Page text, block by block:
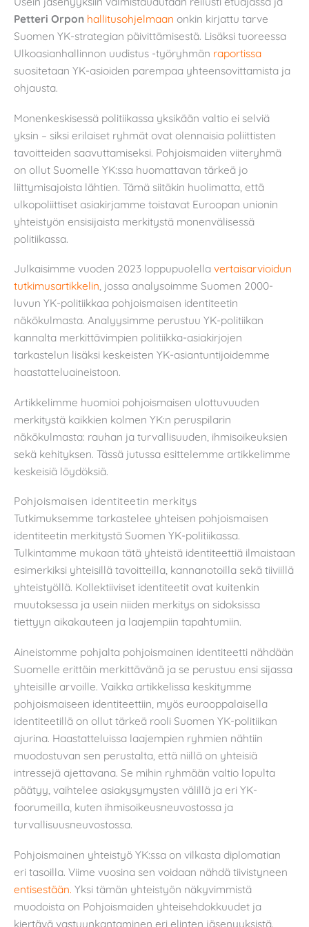
Petteri Orpon hallitusohjelmaan onkin kirjattu tarve
Suomen YK-strategian päivittämisestä. Lisäksi tuoreessa
Ulkoasianhallinnon uudistus -työryhmän raportissa
suositetaan YK-asioiden parempaa yhteensovittamista ja
ohjausta.
Monenkeskisessä politiikassa yksikään valtio ei selviä
yksin – siksi erilaiset ryhmät ovat olennaisia poliittisten
tavoitteiden saavuttamiseksi. Pohjoismaiden viiteryhmä
on ollut Suomelle YK:ssa huomattavan tärkeä jo
liittymisajoista lähtien. Tämä siitäkin huolimatta, että
ulkopoliittiset asiakirjamme toistavat Euroopan unionin
yhteistyön ensisijaista merkitystä monenvälisessä
politiikassa.
Julkaisimme vuoden 2023 loppupuolella vertaisarvioidun
tutkimusartikkelin, jossa analysoimme Suomen 2000-
luvun YK-politiikkaa pohjoismaisen identiteetin
näkökulmasta. Analyysimme perustuu YK-politiikan
kannalta merkittävimpien politiikka-asiakirjojen
tarkastelun lisäksi keskeisten YK-asiantuntijoidemme
haastatteluaineistoon.
Artikkelimme huomioi pohjoismaisen ulottuvuuden
merkitystä kaikkien kolmen YK:n peruspilarin
näkökulmasta: rauhan ja turvallisuuden, ihmisoikeuksien
sekä kehityksen. Tässä jutussa esittelemme artikkelimme
keskeisiä löydöksiä.
Pohjoismaisen identiteetin merkitys
Tutkimuksemme tarkastelee yhteisen pohjoismaisen
identiteetin merkitystä Suomen YK-politiikassa.
Tulkintamme mukaan tätä yhteistä identiteettiä ilmaistaan
esimerkiksi yhteisillä tavoitteilla, kannanotoilla sekä tiiviillä
yhteistyöllä. Kollektiiviset identiteetit ovat kuitenkin
muutoksessa ja usein niiden merkitys on sidoksissa
tiettyyn aikakauteen ja laajempiin tapahtumiin.
Aineistomme pohjalta pohjoismainen identiteetti nähdään
Suomelle erittäin merkittävänä ja se perustuu ensi sijassa
yhteisille arvoille. Vaikka artikkelissa keskitymme
pohjoismaiseen identiteettiin, myös eurooppalaisella
identiteetillä on ollut tärkeä rooli Suomen YK-politiikan
ajurina. Haastatteluissa laajempien ryhmien nähtiin
muodostuvan sen perustalta, että niillä on yhteisiä
intressejä ajettavana. Se mihin ryhmään valtio lopulta
päätyy, vaihtelee asiakysymysten välillä ja eri YK-
foorumeilla, kuten ihmisoikeusneuvostossa ja
turvallisuusneuvostossa.
Pohjoismainen yhteistyö YK:ssa on vilkasta diplomatian
eri tasoilla. Viime vuosina sen voidaan nähdä tiivistyneen
entisestään. Yksi tämän yhteistyön näkyvimmistä
muodoista on Pohjoismaiden yhteisehdokkuudet ja
kiertävä vastuunkantaminen eri elinten jäsenyyksistä.